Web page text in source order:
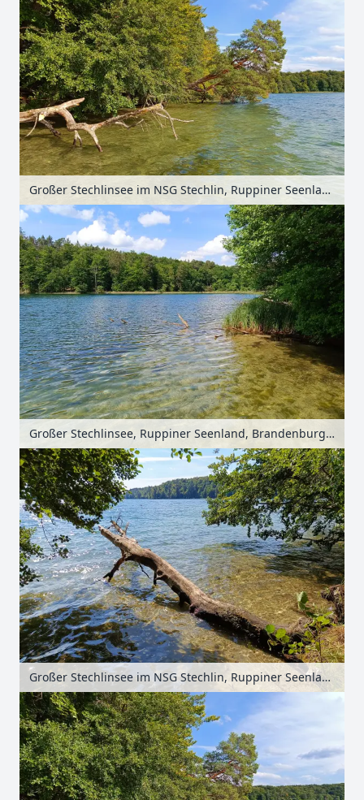
Großer Stechlinsee im NSG Stechlin, Ruppiner Seenland, Brandenburg, Deutschland
Großer Stechlinsee, Ruppiner Seenland, Brandenburg, Deutschland
Großer Stechlinsee im NSG Stechlin, Ruppiner Seenland, Brandenburg, Deutschland